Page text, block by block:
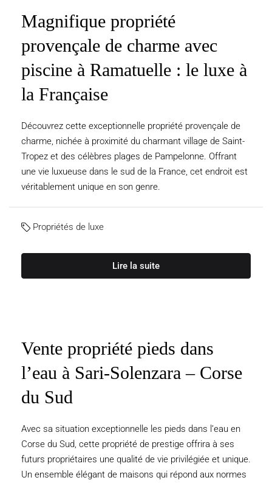
Magnifique propriété
provençale de charme avec
piscine à Ramatuelle : le luxe à
la Française
Découvrez cette exceptionnelle propriété provençale de
charme, nichée à proximité du charmant village de Saint-
Tropez et des célèbres plages de Pampelonne. Offrant
une vie luxueuse dans le sud de la France, cet endroit est
véritablement unique en son genre.
Propriétés de luxe
Lire la suite
Vente propriété pieds dans
l’eau à Sari-Solenzara – Corse
du Sud
Avec sa situation exceptionnelle les pieds dans l’eau en
Corse du Sud, cette propriété de prestige offrira à ses
futurs propriétaires une qualité de vie privilégiée et unique.
Un ensemble élégant de maisons qui répond aux normes